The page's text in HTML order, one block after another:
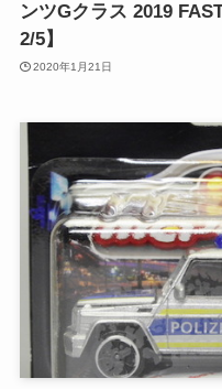
ンツGクラス 2019
2/5】
2020年1月21日